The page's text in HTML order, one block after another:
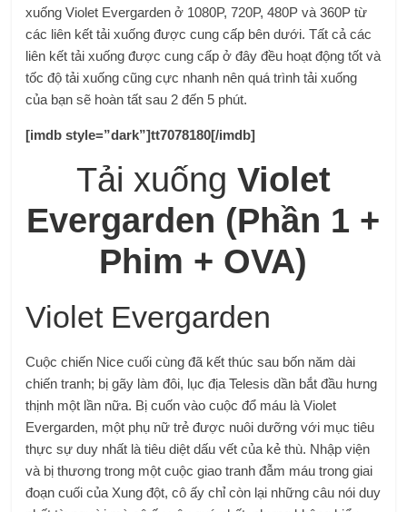
xuống Violet Evergarden ở 1080P, 720P, 480P và 360P từ
các liên kết tải xuống được cung cấp bên dưới. Tất cả các
liên kết tải xuống được cung cấp ở đây đều hoạt động tốt và
tốc độ tải xuống cũng cực nhanh nên quá trình tải xuống
của bạn sẽ hoàn tất sau 2 đến 5 phút.
[imdb style=”dark”]tt7078180[/imdb]
Tải xuống Violet
Evergarden (Phần 1 +
Phim + OVA)
Violet Evergarden
Cuộc chiến Nice cuối cùng đã kết thúc sau bốn năm dài
chiến tranh; bị gãy làm đôi, lục địa Telesis dần bắt đầu hưng
thịnh một lần nữa. Bị cuốn vào cuộc đổ máu là Violet
Evergarden, một phụ nữ trẻ được nuôi dưỡng với mục tiêu
thực sự duy nhất là tiêu diệt dấu vết của kẻ thù. Nhập viện
và bị thương trong một cuộc giao tranh đẫm máu trong giai
đoạn cuối của Xung đột, cô ấy chỉ còn lại những câu nói duy